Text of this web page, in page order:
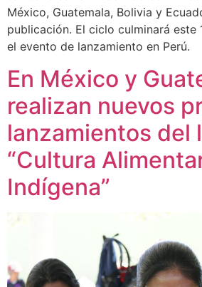
México, Guatemala, Bolivia y
publicación. El ciclo culminará este
el evento de lanzamiento en Perú.
En México y
realizan nuevos
lanzamientos del
“Cultura
Indígena”